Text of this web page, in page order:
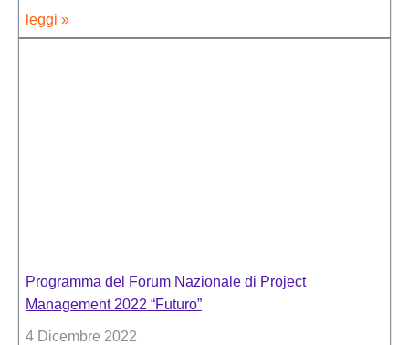
leggi »
Programma del Forum Nazionale di Project
Management 2022 “Futuro”
4 Dicembre 2022